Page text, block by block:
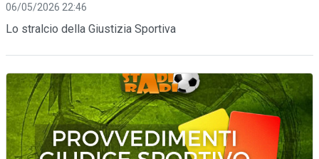
06/05/2026 22:46
Lo stralcio della Giustizia Sportiva